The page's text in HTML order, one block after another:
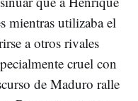
mientras utilizaba el
a otros rivales
cruel con
de Maduro ralle